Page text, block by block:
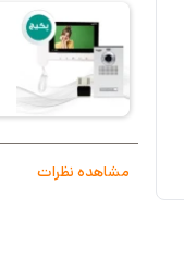
مشاهده نظرات